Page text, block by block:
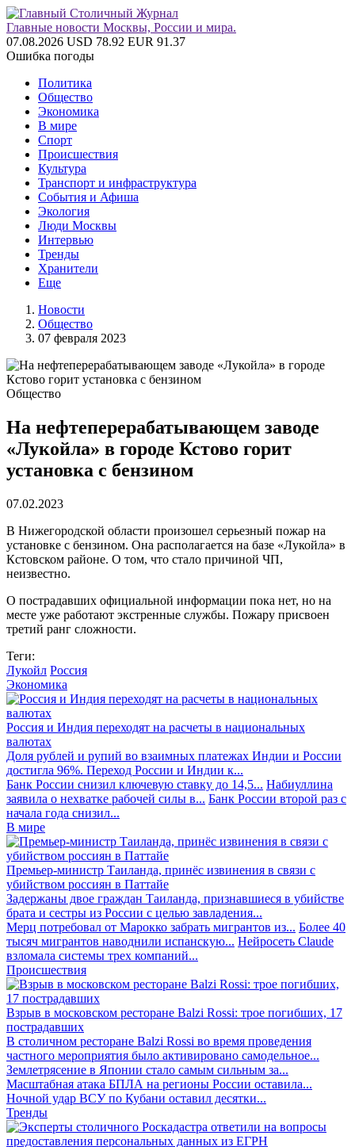
Главные новости Москвы, России и мира.
07.08.2026 USD 78.92 EUR 91.37
Ошибка погоды
Политика
Общество
Экономика
В мире
Спорт
Происшествия
Культура
Транспорт и инфраструктура
События и Афиша
Экология
Люди Москвы
Интервью
Тренды
Хранители
Еще
Новости
Общество
07 февраля 2023
Общество
На нефтеперерабатывающем заводе
«Лукойла» в городе Кстово горит
установка с бензином
07.02.2023
В Нижегородской области произошел серьезный пожар на
установке с бензином. Она располагается на базе «Лукойла» в
Кстовском районе. О том, что стало причиной ЧП,
неизвестно.
О пострадавших официальной информации пока нет, но на
месте уже работают экстренные службы. Пожару присвоен
третий ранг сложности.
Теги:
Лукойл Россия
Экономика
Россия и Индия переходят на расчеты в национальных
валютах
Доля рублей и рупий во взаимных платежах Индии и России
достигла 96%. Переход России и Индии к...
Банк России снизил ключевую ставку до 14,5... Набиуллина
заявила о нехватке рабочей силы в... Банк России второй раз с
начала года снизил...
В мире
Премьер-министр Таиланда, принёс извинения в связи с
убийством россиян в Паттайе
Задержаны двое граждан Таиланда, признавшиеся в убийстве
брата и сестры из России с целью завладения...
Мерц потребовал от Марокко забрать мигрантов из... Более 40
тысяч мигрантов наводнили испанскую... Нейросеть Claude
взломала системы трех компаний...
Происшествия
Взрыв в московском ресторане Balzi Rossi: трое погибших, 17
пострадавших
В столичном ресторане Balzi Rossi во время проведения
частного мероприятия было активировано самодельное...
Землетрясение в Японии стало самым сильным за...
Масштабная атака БПЛА на регионы России оставила...
Ночной удар ВСУ по Кубани оставил десятки...
Тренды